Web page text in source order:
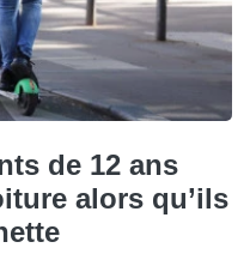
de 12 ans
alors qu’ils